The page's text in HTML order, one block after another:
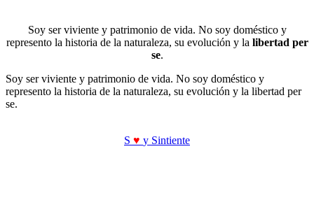
Soy ser viviente y patrimonio de vida. No soy doméstico y
represento la historia de la naturaleza, su evolución y la libertad per
se.
Soy ser viviente y patrimonio de vida. No soy doméstico y
represento la historia de la naturaleza, su evolución y la libertad per
se.
S ♥ y Sintiente